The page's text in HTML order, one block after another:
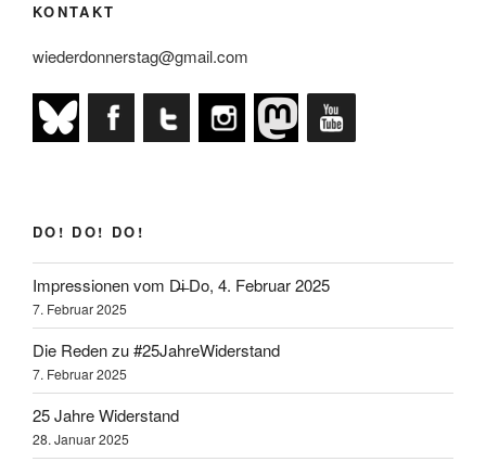
KONTAKT
wiederdonnerstag@gmail.com
DO! DO! DO!
Impressionen vom D̶i̶ Do, 4. Februar 2025
7. Februar 2025
Die Reden zu #25JahreWiderstand
7. Februar 2025
25 Jahre Widerstand
28. Januar 2025